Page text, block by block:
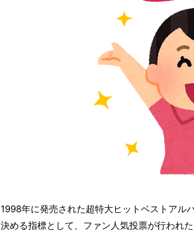
1998年に発売された超特大ヒットベストア
決める指標として、ファン人気投票が行われた